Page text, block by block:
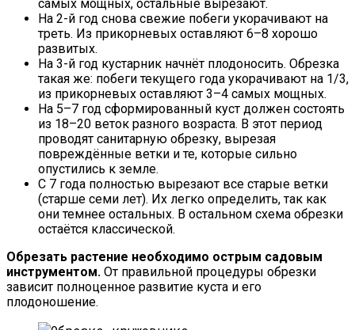
самых мощных, остальные вырезают.
На 2-й год снова свежие побеги укорачивают на
треть. Из прикорневых оставляют 6–8 хорошо
развитых.
На 3-й год кустарник начнёт плодоносить. Обрезка
такая же: побеги текущего года укорачивают на 1/3,
из прикорневых оставляют 3–4 самых мощных.
На 5–7 год сформированный куст должен состоять
из 18–20 веток разного возраста. В этот период
проводят санитарную обрезку, вырезая
повреждённые ветки и те, которые сильно
опустились к земле.
С 7 года полностью вырезают все старые ветки
(старше семи лет). Их легко определить, так как
они темнее остальных. В остальном схема обрезки
остаётся классической.
Обрезать растение необходимо острым садовым
инструментом. От правильной процедуры обрезки
зависит полноценное развитие куста и его
плодоношение.